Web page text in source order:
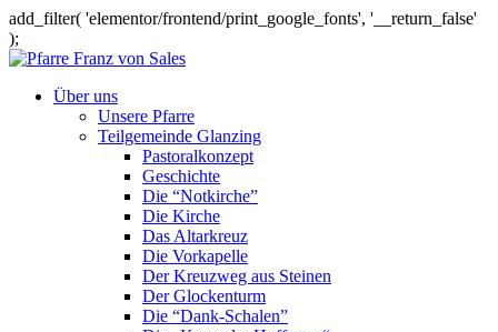
add_filter( 'elementor/frontend/print_google_fonts', '__return_false'
);
Über uns
Unsere Pfarre
Teilgemeinde Glanzing
Pastoralkonzept
Geschichte
Die “Notkirche”
Die Kirche
Das Altarkreuz
Die Vorkapelle
Der Kreuzweg aus Steinen
Der Glockenturm
Die “Dank-Schalen”